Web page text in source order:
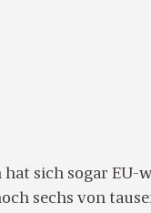
hat sich sogar EU-
sechs von